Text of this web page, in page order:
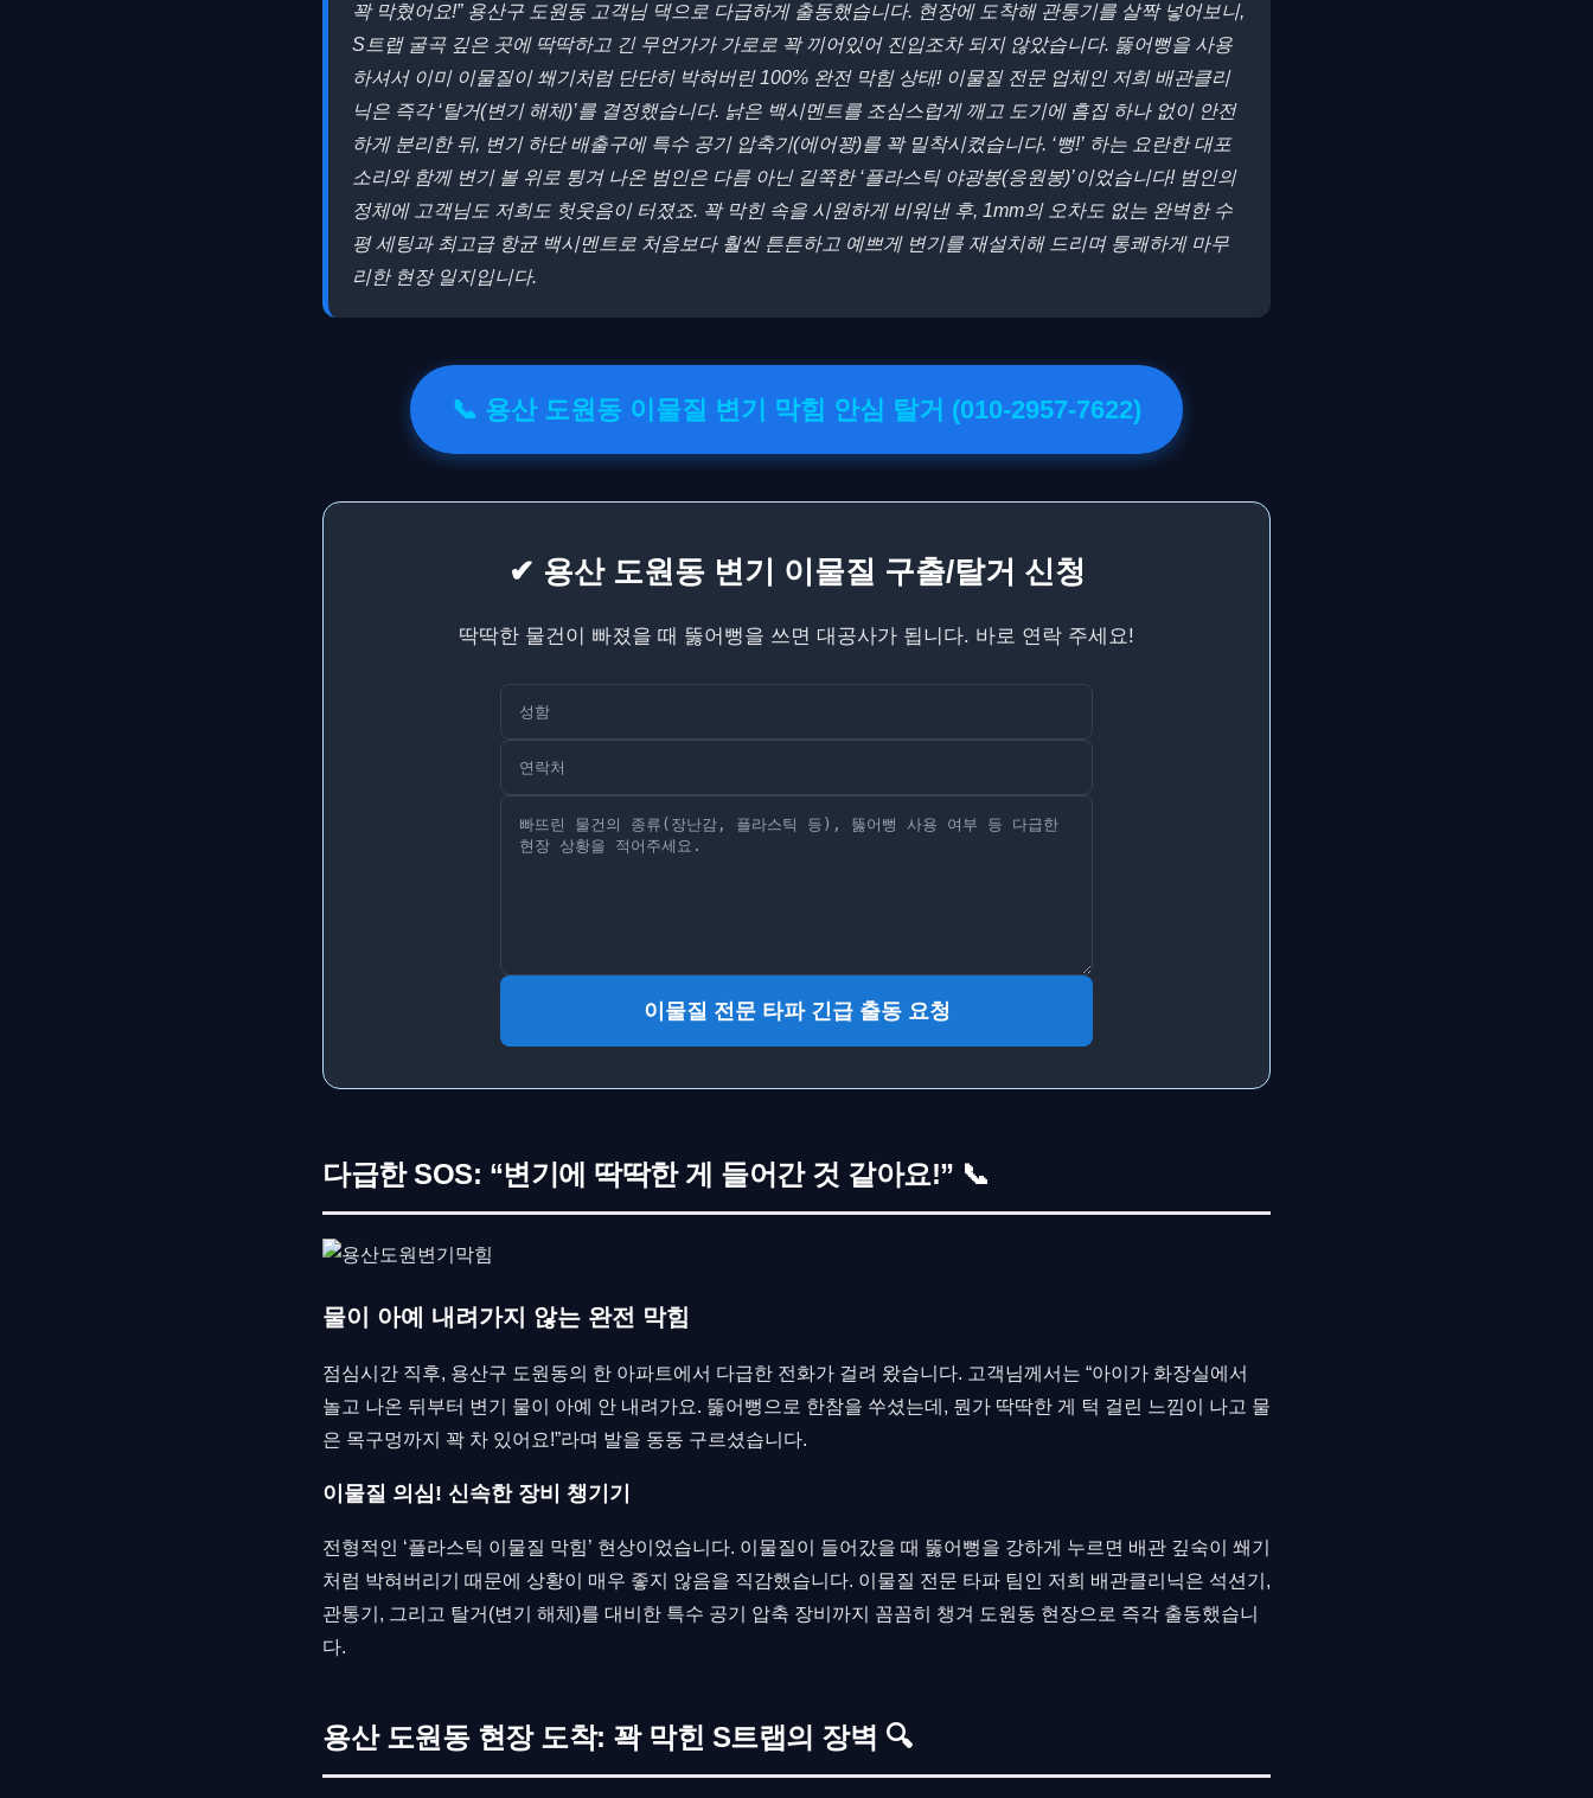
꽉 막혔어요!” 용산구 도원동 고객님 댁으로 다급하게 출동했습니다. 현장에 도착해 관통기를 살짝 넣어보니,
S트랩 굴곡 깊은 곳에 딱딱하고 긴 무언가가 가로로 꽉 끼어있어 진입조차 되지 않았습니다. 뚫어뻥을 사용
하셔서 이미 이물질이 쐐기처럼 단단히 박혀버린 100% 완전 막힘 상태! 이물질 전문 업체인 저희 배관클리
닉은 즉각 ‘탈거(변기 해체)’를 결정했습니다. 낡은 백시멘트를 조심스럽게 깨고 도기에 흠집 하나 없이 안전
하게 분리한 뒤, 변기 하단 배출구에 특수 공기 압축기(에어꽝)를 꽉 밀착시켰습니다. ‘뻥!’ 하는 요란한 대포
소리와 함께 변기 볼 위로 튕겨 나온 범인은 다름 아닌 길쭉한 ‘플라스틱 야광봉(응원봉)’이었습니다! 범인의
정체에 고객님도 저희도 헛웃음이 터졌죠. 꽉 막힌 속을 시원하게 비워낸 후, 1mm의 오차도 없는 완벽한 수
평 세팅과 최고급 항균 백시멘트로 처음보다 훨씬 튼튼하고 예쁘게 변기를 재설치해 드리며 통쾌하게 마무
리한 현장 일지입니다.
📞 용산 도원동 이물질 변기 막힘 안심 탈거 (010-2957-7622)
✔ 용산 도원동 변기 이물질 구출/탈거 신청
딱딱한 물건이 빠졌을 때 뚫어뻥을 쓰면 대공사가 됩니다. 바로 연락 주세요!
이물질 전문 타파 긴급 출동 요청
다급한 SOS: “변기에 딱딱한 게 들어간 것 같아요!” 📞
물이 아예 내려가지 않는 완전 막힘
점심시간 직후, 용산구 도원동의 한 아파트에서 다급한 전화가 걸려 왔습니다. 고객님께서는 “아이가 화장실에서
놀고 나온 뒤부터 변기 물이 아예 안 내려가요. 뚫어뻥으로 한참을 쑤셨는데, 뭔가 딱딱한 게 턱 걸린 느낌이 나고 물
은 목구멍까지 꽉 차 있어요!”라며 발을 동동 구르셨습니다.
이물질 의심! 신속한 장비 챙기기
전형적인 ‘플라스틱 이물질 막힘’ 현상이었습니다. 이물질이 들어갔을 때 뚫어뻥을 강하게 누르면 배관 깊숙이 쐐기
처럼 박혀버리기 때문에 상황이 매우 좋지 않음을 직감했습니다. 이물질 전문 타파 팀인 저희 배관클리닉은 석션기,
관통기, 그리고 탈거(변기 해체)를 대비한 특수 공기 압축 장비까지 꼼꼼히 챙겨 도원동 현장으로 즉각 출동했습니
다.
용산 도원동 현장 도착: 꽉 막힌 S트랩의 장벽 🔍